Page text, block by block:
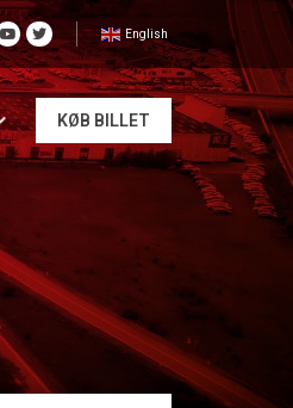
English
KØB BILLET